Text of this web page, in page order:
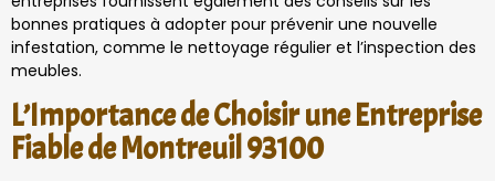
bonnes pratiques à adopter pour prévenir une nouvelle
infestation, comme le nettoyage régulier et l’inspection des
meubles.
L’Importance de Choisir une Entreprise
Fiable de Montreuil 93100